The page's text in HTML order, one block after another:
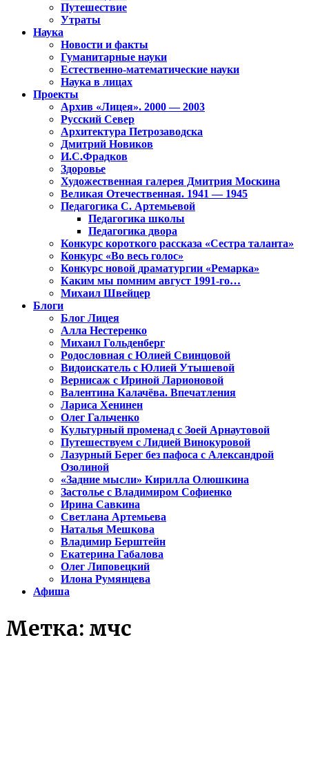
Путешествие
Утраты
Наука
Новости и факты
Гуманитарные науки
Естественно-математические науки
Наука в лицах
Проекты
Архив «Лицея». 2000 — 2003
Русский Север
Архитектура Петрозаводска
Дмитрий Новиков
И.С.Фрадков
Здоровье
Художественная галерея Дмитрия Москина
Великая Отечественная. 1941 — 1945
Педагогика С. Артемьевой
Педагогика школы
Педагогика двора
Конкурс короткого рассказа «Сестра таланта»
Конкурс «Во весь голос»
Конкурс новой драматургии «Ремарка»
Каким мы помним август 1991-го…
Михаил Швейцер
Блоги
Блог Лицея
Алла Нестеренко
Михаил Гольденберг
Родословная с Юлией Свинцовой
Видоискатель с Юлией Утышевой
Вернисаж с Ириной Ларионовой
Валентина Калачёва. Впечатления
Лариса Хенинен
Олег Гальченко
Культурный променад с Зоей Арнаутовой
Путешествуем с Лидией Винокуровой
Лазурный Берег без пафоса с Александрой
Озолиной
«Задние мысли» Кирилла Олюшкина
Застолье с Владимиром Софиенко
Ирина Савкина
Светлана Артемьева
Наталья Мешкова
Владимир Берштейн
Екатерина Габалова
Олег Липовецкий
Илона Румянцева
Афиша
Метка: мчс